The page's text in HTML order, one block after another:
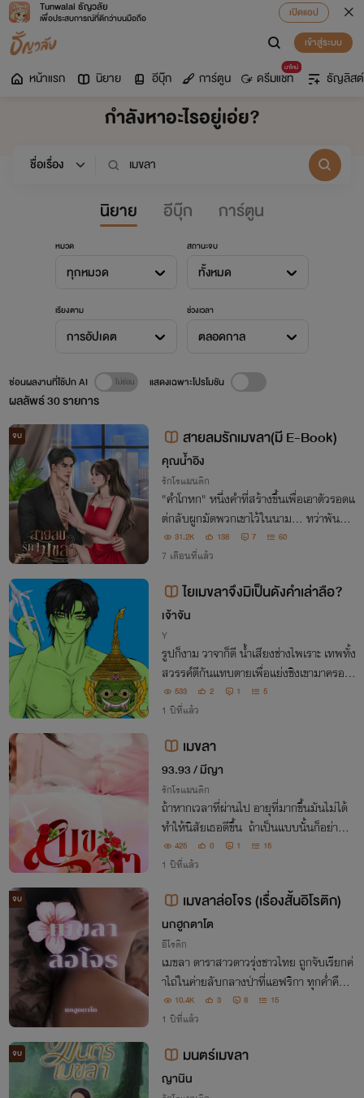
Tunwalai ธัญวลัย
เพื่อประสบการณ์ที่ดีกว่าบนมือถือ
เปิดแอป
เข้าสู่ระบบ
หน้าแรก นิยาย อีบุ๊ก การ์ตูน
มาใหม่
ดรีมแชท ธัญลิสต์
กำลังหาอะไรอยู่เอ่ย?
นิยาย อีบุ๊ก การ์ตูน
หมวด
ทุกหมวด
สถานะจบ
ทั้งหมด
เรียงตาม
การอัปเดต
ช่วงเวลา
ตลอดกาล
ผลลัพธ์30รายการ
ซ่อนผลงานที่ใช้ปก AI แสดงเฉพาะโปรโมชัน
จบ สายลมรักเมขลา(มี E-Book)
คุณน้ำอิง
รักโรแมนติก
"คำโกหก" หนึ่งคำที่สร้างขึ้นเพื่อเอาตัวรอดแ
ต่กลับผูกมัดพวกเขาไว้ในนาม...​ ทว่าพันธะ
ที่ตามมากลับลึกซึ้งเกินควบคุม จนพวกเขาข้
ามเส้นไปสู่ความสัมพันธ์ทางกายที่ไม่มีวันก
31.2K 138 7 60
7 เดือนที่แล้ว
ไยเมขลาจึงมิเป็นดังคำเล่าลือ?
เจ้าจัน
Y
รูปก็งาม วาจาก็ดี น้ำเสียงช่างไพเราะ เทพทั้ง
สวรรค์ตีกันแทบตายเพื่อแย่งชิงเขามาครอง
ครอง แต่ยักษ์อันธพาลตนหนึ่งดันมาปาดห
น้าไปเสียดื้อ ๆ เห็นใจก็แต่เมขลาที่ต้องไปตก
533 2 1 5
1 ปีที่แล้ว
เมขลา
93.93 / มีญา
รักโรแมนติก
ถ้าหากเวลาที่ผ่านไป อายุที่มากขึ้นมันไม่ได้
ทำให้นิสัยเธอดีขึ้น ถ้าเป็นแบบนั้นก็อย่ามาโ
ทษฉันแล้วกันนะรินรดา.. ถ้าหากว่าฉันทำ..เ
หมือนอย่างที่เธอเคยทำ เพื่อนรัก~
425 0 1 15
1 ปีที่แล้ว
จบ เมขลาล่อโจร (เรื่องสั้นอิโรติก)
นกฮูกตาโต
อีโรติก
เมขลา ดาราสาวดาวรุ่งชาวไทย ถูกจับเรียกค่
าไถ่ในค่ายลับกลางป่าที่แอฟริกา ทุกค่ำคืนเธ
อถูกเขา ชายแปลกหน้าผู้ดิบเถื่อน ใช้ร่างกาย
อย่างหนักหน่วงเพื่อแลกกับคำว่า "อิสระ" แ
10.4K 3 8 15
1 ปีที่แล้ว
จบ มนตร์เมขลา
ญานิน